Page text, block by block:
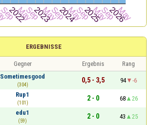
ERGEBNISSE
Gegner Ergebnis
Rang
Sometimesgood
(304)
0,5 - 3,5 94
-6
Rup1
(101)
2 - 0 68
26
edu1
(59)
2 - 0 43
25